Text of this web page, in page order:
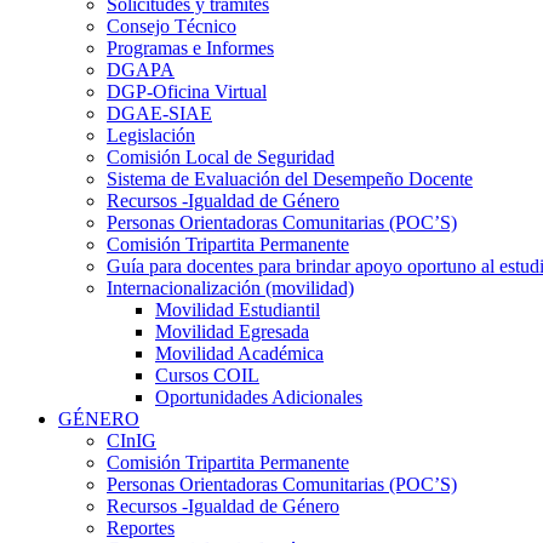
Consejo Técnico
Programas e Informes
DGAPA
DGP-Oficina Virtual
DGAE-SIAE
Legislación
Comisión Local de Seguridad
Sistema de Evaluación del Desempeño Docente
Recursos -Igualdad de Género
Personas Orientadoras Comunitarias (POC’S)
Comisión Tripartita Permanente
Guía para docentes para brindar apoyo oportuno al
Internacionalización (movilidad)
Movilidad Estudiantil
Movilidad Egresada
Movilidad Académica
Cursos COIL
Oportunidades Adicionales
GÉNERO
CInIG
Comisión Tripartita Permanente
Personas Orientadoras Comunitarias (POC’S)
Recursos -Igualdad de Género
Reportes